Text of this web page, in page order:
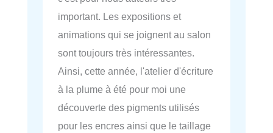
important. Les expositions et
animations qui se joignent au salon
sont toujours très intéressantes.
Ainsi, cette année, l'atelier d'écriture
à la plume à été pour moi une
découverte des pigments utilisés
pour les encres ainsi que le taillage